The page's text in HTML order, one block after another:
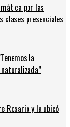
por las
clases presenciales
la
Rosario y la ubicó